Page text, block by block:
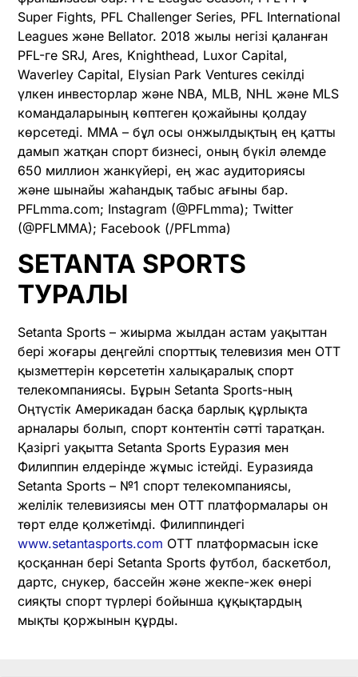
Super Fights, PFL Challenger Series, PFL International
Leagues және Bellator. 2018 жылы негізі қаланған
PFL-ге SRJ, Ares, Knighthead, Luxor Capital,
Waverley Capital, Elysian Park Ventures секілді
үлкен инвесторлар және NBA, MLB, NHL және MLS
командаларының көптеген қожайыны қолдау
көрсетеді. ММА – бұл осы онжылдықтың ең қатты
дамып жатқан спорт бизнесі, оның бүкіл әлемде
650 миллион жанкүйері, ең жас аудиториясы
және шынайы жаһандық табыс ағыны бар.
PFLmma.com; Instagram (@PFLmma); Twitter
(@PFLMMA); Facebook (/PFLmma)
SETANTA SPORTS
ТУРАЛЫ
Setanta Sports – жиырма жылдан астам уақыттан
бері жоғары деңгейлі спорттық телевизия мен OTT
қызметтерін көрсететін халықаралық спорт
телекомпаниясы. Бұрын Setanta Sports-ның
Оңтүстік Америкадан басқа барлық құрлықта
арналары болып, спорт контентін сәтті таратқан.
Қазіргі уақытта Setanta Sports Еуразия мен
Филиппин елдерінде жұмыс істейді. Еуразияда
Setanta Sports – №1 спорт телекомпаниясы,
желілік телевизиясы мен OTT платформалары он
төрт елде қолжетімді. Филиппиндегі
www.setantasports.com OTT платформасын іске
қосқаннан бері Setanta Sports футбол, баскетбол,
дартс, снукер, бассейн және жекпе-жек өнері
сияқты спорт түрлері бойынша құқықтардың
мықты қоржынын құрды.